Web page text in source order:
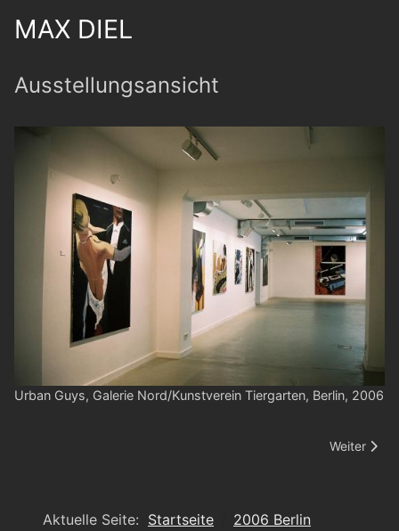
MAX DIEL
Ausstellungsansicht
Urban Guys, Galerie Nord/Kunstverein Tiergarten, Berlin, 2006
Nächster
Weiter
Aktuelle Seite: Startseite
2006 Berlin